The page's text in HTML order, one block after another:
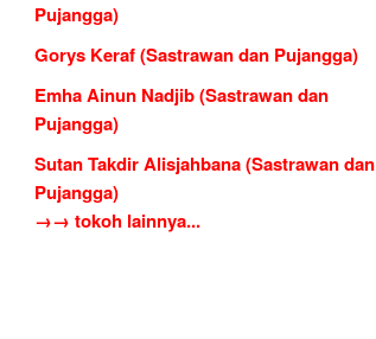
Pujangga)
Gorys Keraf (Sastrawan dan Pujangga)
Emha Ainun Nadjib (Sastrawan dan
Pujangga)
Sutan Takdir Alisjahbana (Sastrawan dan
Pujangga)
→→ tokoh lainnya...